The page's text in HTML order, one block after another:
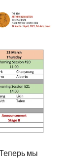
Теперь мы